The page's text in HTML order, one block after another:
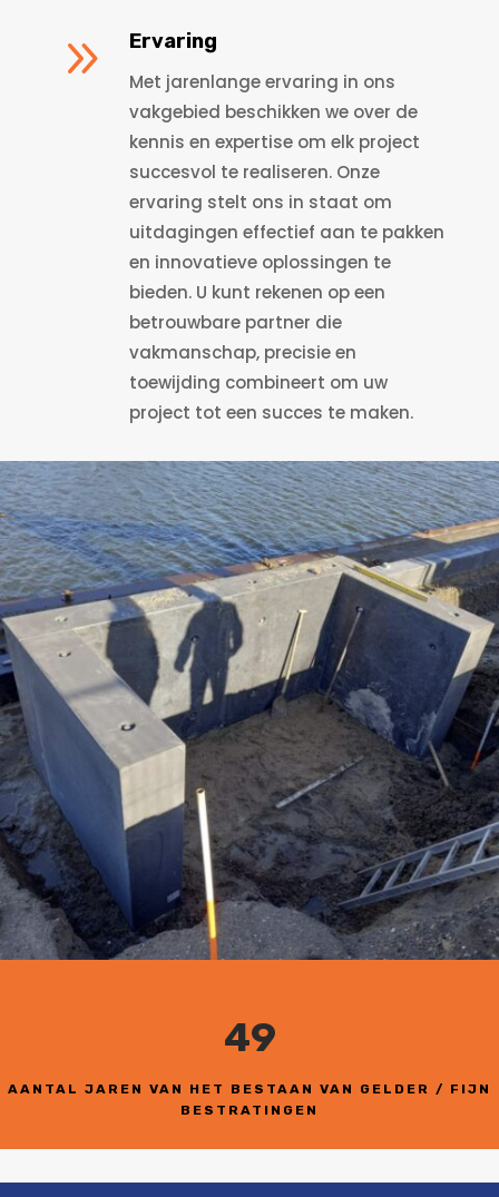
9 Ervaring
Met jarenlange ervaring in ons
vakgebied beschikken we over de
kennis en expertise om elk project
succesvol te realiseren. Onze
ervaring stelt ons in staat om
uitdagingen effectief aan te pakken
en innovatieve oplossingen te
bieden. U kunt rekenen op een
betrouwbare partner die
vakmanschap, precisie en
toewijding combineert om uw
project tot een succes te maken.
49
AANTAL JAREN VAN HET BESTAAN VAN GELDER / FIJN
BESTRATINGEN